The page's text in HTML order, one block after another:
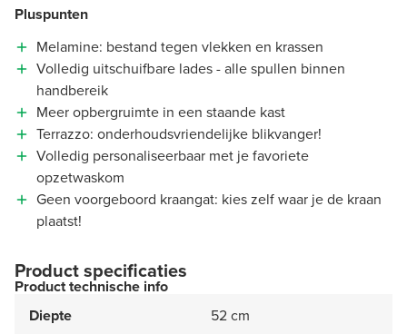
Pluspunten
Melamine: bestand tegen vlekken en krassen
Volledig uitschuifbare lades - alle spullen binnen
handbereik
Meer opbergruimte in een staande kast
Terrazzo: onderhoudsvriendelijke blikvanger!
Volledig personaliseerbaar met je favoriete
opzetwaskom
Geen voorgeboord kraangat: kies zelf waar je de kraan
plaatst!
Product specificaties
Product technische info
Diepte
52 cm